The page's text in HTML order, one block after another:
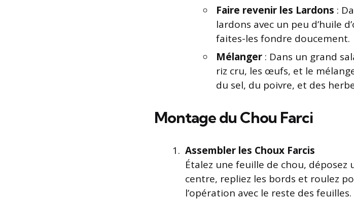
Faire revenir les Lardons :
lardons avec un peu d’huile
faites-les fondre doucement.
Mélanger : Dans un grand
riz cru, les œufs, et le
du sel, du poivre, et des
Montage du Chou Farci
Assembler les Choux Farcis
Étalez une feuille de chou,
centre, repliez les bords et roulez
l’opération avec le reste des feuilles.